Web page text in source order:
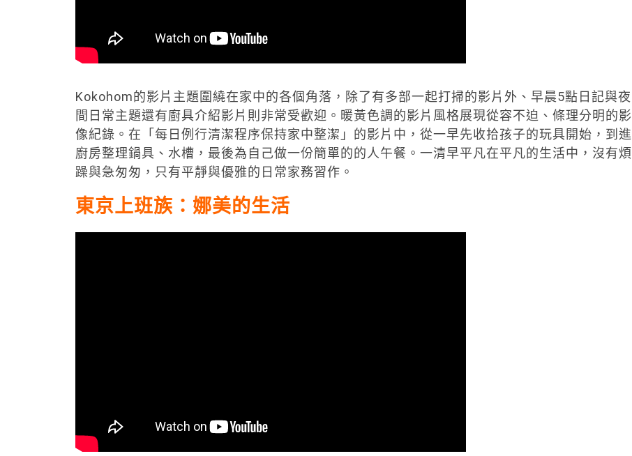
Kokohom的影片主題圍繞在家中的各個角落，除了有多部一起打掃的影片外、早晨5點日記與夜
間日常主題還有廚具介紹影片則非常受歡迎。暖黃色調的影片風格展現從容不迫、條理分明的影
像紀錄。在「每日例行清潔程序保持家中整潔」的影片中，從一早先收拾孩子的玩具開始，到進
廚房整理鍋具、水槽，最後為自己做一份簡單的的人午餐。一清早平凡在平凡的生活中，沒有煩
躁與急匆匆，只有平靜與優雅的日常家務習作。
東京上班族：娜美的生活